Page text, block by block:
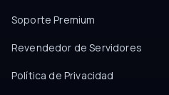
Soporte Premium
Revendedor de Servidores
Política de Privacidad